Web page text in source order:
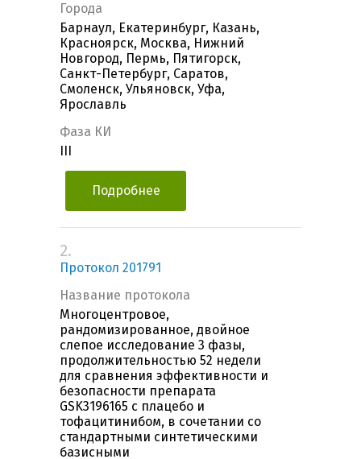
Города
Барнаул, Екатеринбург, Казань,
Красноярск, Москва, Нижний
Новгород, Пермь, Пятигорск,
Санкт-Петербург, Саратов,
Смоленск, Ульяновск, Уфа,
Ярославль
Фаза КИ
Подробнее
2.
Протокол 201791
Название протокола
Многоцентровое,
рандомизированное, двойное
слепое исследование 3 фазы,
продолжительностью 52 недели
для сравнения эффективности и
безопасности препарата
GSK3196165 с плацебо и
тофацитинибом, в сочетании со
стандартными синтетическими
базисными